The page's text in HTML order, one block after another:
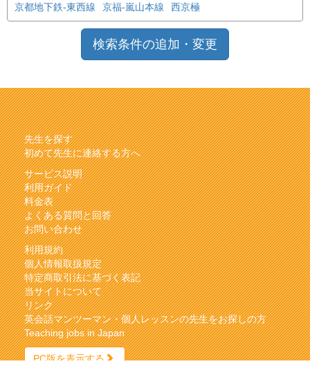
京都地下鉄-東西線
京福-嵐山本線 西京極
検索条件の追加・変更
先生を探す
初めて先生に連絡する方へ
サービス説明
利用ガイド
料金表
よくある質問と回答
お問い合わせ
利用規約
個人情報取扱規定
特定商取引法に基づく表記
当サイトについて
リンク
英会話マンツーマン・個人レッスンの先生をお探しの方
Teaching jobs in Japan
PC版を表示する